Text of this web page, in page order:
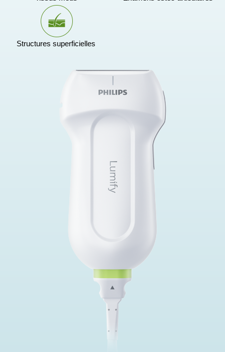
Structures superficielles